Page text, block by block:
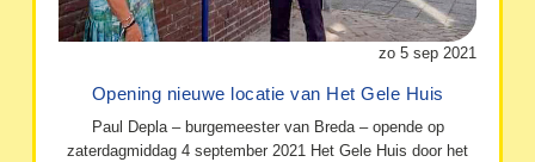
zo 5 sep 2021
Opening nieuwe locatie van Het Gele Huis
Paul Depla – burgemeester van Breda – opende op
zaterdagmiddag 4 september 2021 Het Gele Huis door het